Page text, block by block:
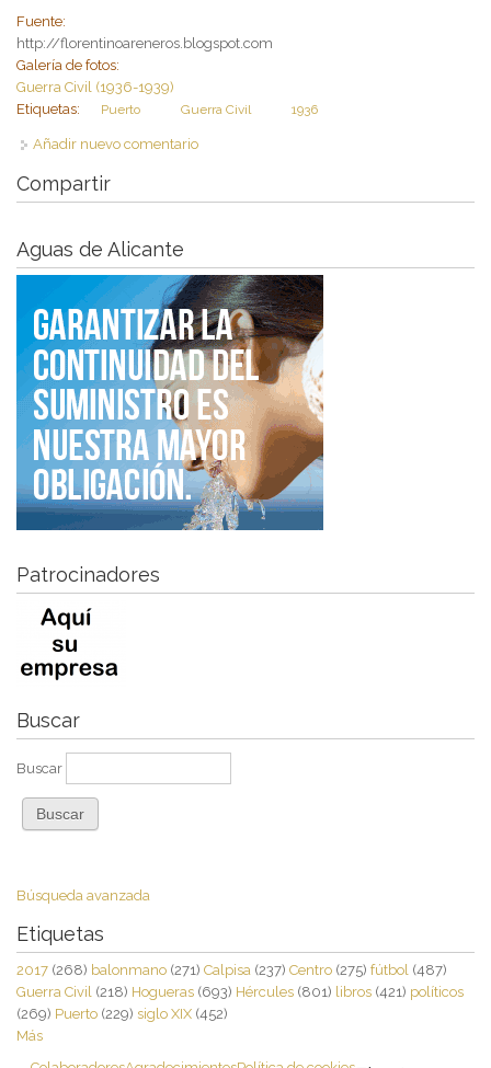
Fuente:
http://florentinoareneros.blogspot.com
Galería de fotos:
Guerra Civil (1936-1939)
Etiquetas:
Puerto Guerra Civil 1936
Añadir nuevo comentario
Compartir
Aguas de Alicante
Patrocinadores
Buscar
Buscar
Búsqueda avanzada
Etiquetas
2017 (268) balonmano (271) Calpisa (237) Centro (275) fútbol (487)
Guerra Civil (218) Hogueras (693) Hércules (801) libros (421) políticos
(269) Puerto (229) siglo XIX (452)
Más